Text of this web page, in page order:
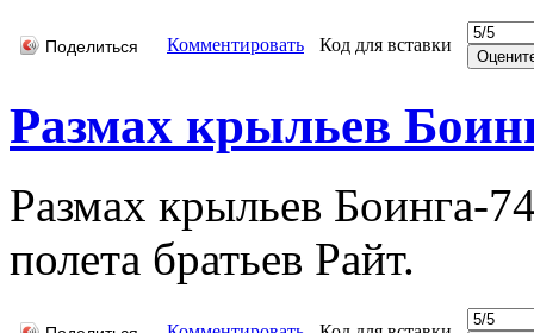
Поделиться Комментировать Код для вставки
Размах крыльев
Размах крыльев Боинга-
полета братьев Райт.